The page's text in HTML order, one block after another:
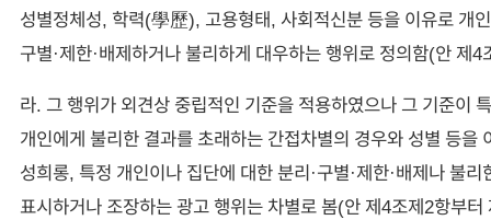
성별정체성, 학력(學歷), 고용형태, 사회적신분 등을 이유로 개
구별·제한·배제하거나 불리하게 대우하는 행위로 정의함(안 제
라. 그 행위가 외견상 중립적인 기준을 적용하였으나 그 기준이
개인에게 불리한 결과를 초래하는 간접차별의 경우와 성별 등을
성희롱, 특정 개인이나 집단에 대한 분리·구별·제한·배제나 불리
표시하거나 조장하는 광고 행위는 차별로 봄(안 제4조제2항부